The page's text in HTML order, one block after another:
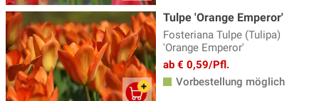
Tulpe 'Orange Emperor'
Fosteriana Tulpe (Tulipa)
'Orange Emperor'
ab € 0,59/Pfl.
Vorbestellung möglich